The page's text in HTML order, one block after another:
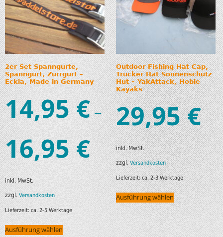
2er Set Spanngurte,
Spanngurt, Zurrgurt –
Eckla, Made in Germany
14,95€–
16,95€
inkl. MwSt.
zzgl.Versandkosten
Lieferzeit:ca. 2-5 Werktage
Ausführung wählen
Outdoor Fishing Hat Cap,
Trucker Hat Sonnenschutz
Hut – YakAttack, Hobie
Kayaks
29,95€
inkl. MwSt.
zzgl.Versandkosten
Lieferzeit:ca. 2-3 Werktage
Ausführung wählen